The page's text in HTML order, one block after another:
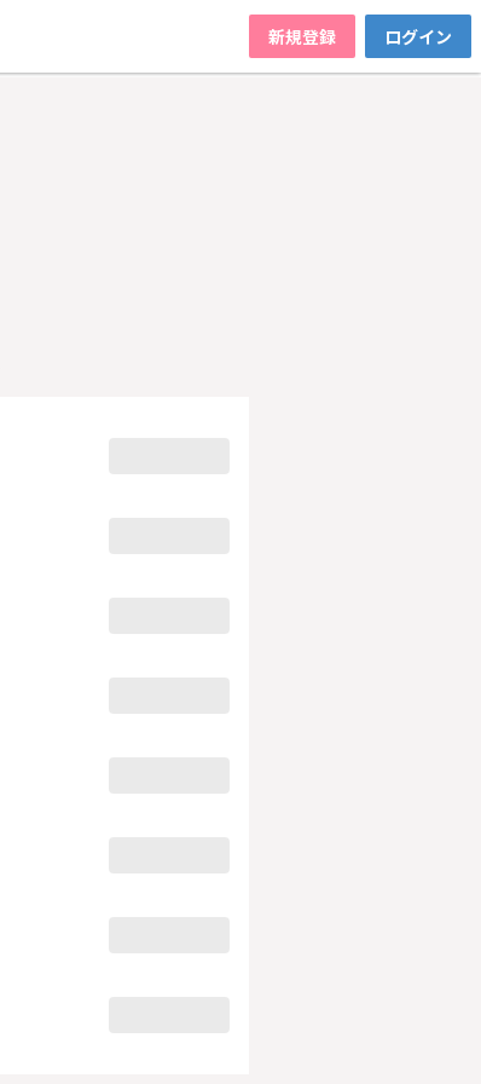
新規登録 ログイン